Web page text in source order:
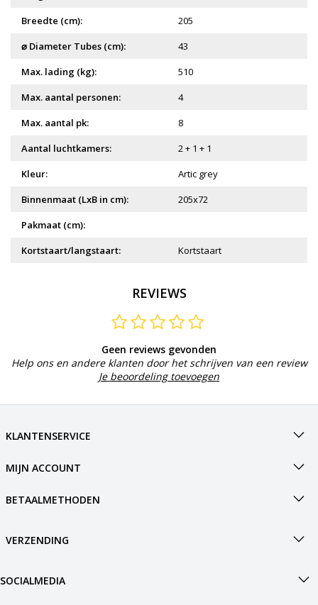
Breedte (cm):
205
⌀ Diameter Tubes (cm):
43
Max. lading (kg):
510
Max. aantal personen:
4
Max. aantal pk:
8
Aantal luchtkamers:
2 + 1 + 1
Kleur:
Artic grey
Binnenmaat (LxB in cm):
205x72
Pakmaat (cm):
Kortstaart/langstaart:
Kortstaart
REVIEWS
Geen reviews gevonden
Help ons en andere klanten door het schrijven van een review
Je beoordeling toevoegen
KLANTENSERVICE
MIJN ACCOUNT
BETAALMETHODEN
VERZENDING
SOCIALMEDIA